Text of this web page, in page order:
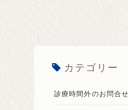
カテゴリー
診療時間外のお問合